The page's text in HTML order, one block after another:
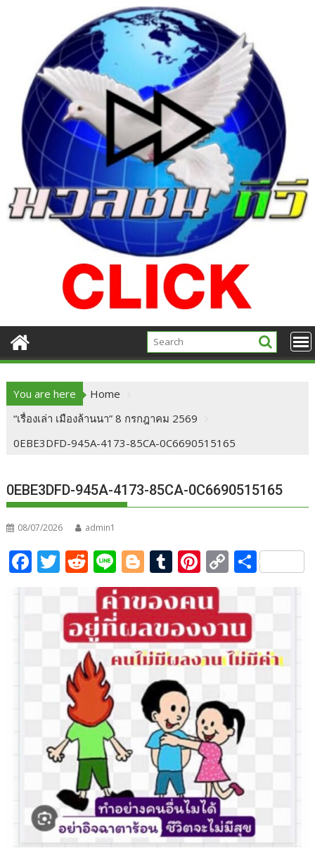
You are here
Home
“เรื่องเล่า เมืองล้านนา” 8 กรกฎาคม 2569
0EBE3DFD-945A-4173-85CA-0C6690515165
0EBE3DFD-945A-4173-85CA-0C6690515165
08/07/2026 admin1
F T
itt
er
R
e
d
di
t
Li
n
e
Bl
o
g
g
er
T
u
m
bl
r
Pi
nt
er
e
st
C
p
y
Li
n
S